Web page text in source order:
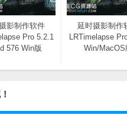
影制作软件
Pro 5.2.1
576 Win版
延时摄影制作
LRTimelapse
Win/MacOS